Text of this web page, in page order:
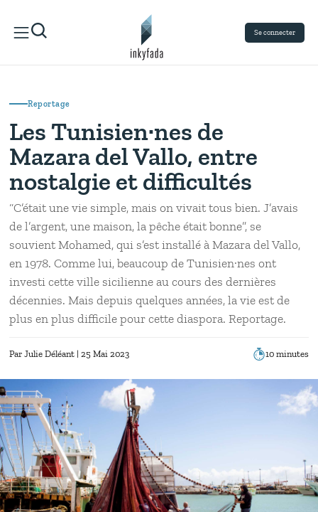
Se connecter
Reportage
Les Tunisien·nes de
Mazara del Vallo, entre
nostalgie et difficultés
“C’était une vie simple, mais on vivait tous bien. J’avais
de l’argent, une maison, la pêche était bonne”, se
souvient Mohamed, qui s’est installé à Mazara del Vallo,
en 1978. Comme lui, beaucoup de Tunisien·nes ont
investi cette ville sicilienne au cours des dernières
décennies. Mais depuis quelques années, la vie est de
plus en plus difficile pour cette diaspora. Reportage.
Par Julie Déléant | 25 Mai 2023 10 minutes